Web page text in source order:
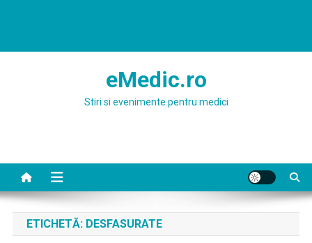
eMedic.ro
Stiri si evenimente pentru medici
ETICHETĂ: DESFASURATE